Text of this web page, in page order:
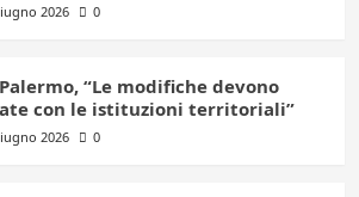
2026 0
“Le modifiche devono
con le istituzioni territoriali”
2026 0